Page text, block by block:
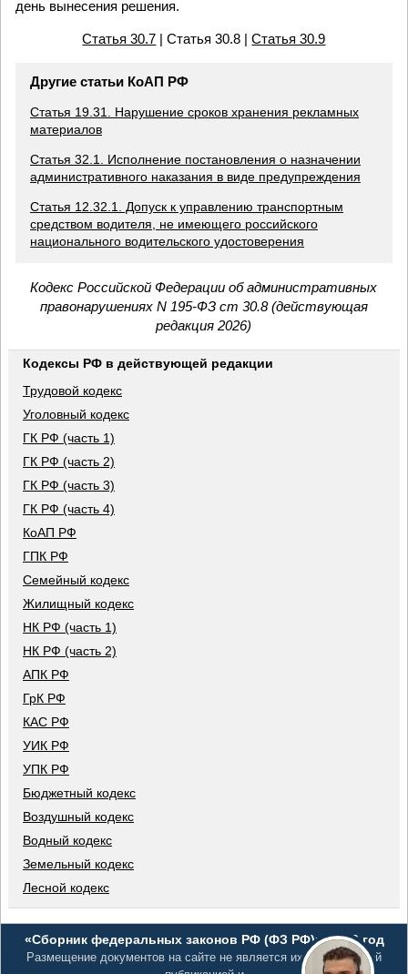
день вынесения решения.
Статья 30.7 | Статья 30.8 |Статья 30.9
Другие статьи КоАП РФ
Статья 19.31. Нарушение сроков хранения рекламных
материалов
Статья 32.1. Исполнение постановления о назначении
административного наказания в виде предупреждения
Статья 12.32.1. Допуск к управлению транспортным
средством водителя, не имеющего российского
национального водительского удостоверения
Кодекс Российской Федерации об административных
правонарушениях N 195-ФЗ ст 30.8 (действующая
редакция 2026)
Кодексы РФ в действующей редакции
Трудовой кодекс
Уголовный кодекс
ГК РФ (часть 1)
ГК РФ (часть 2)
ГК РФ (часть 3)
ГК РФ (часть 4)
КоАП РФ
ГПК РФ
Семейный кодекс
Жилищный кодекс
НК РФ (часть 1)
НК РФ (часть 2)
АПК РФ
ГрК РФ
КАС РФ
УИК РФ
УПК РФ
Бюджетный кодекс
Воздушный кодекс
Водный кодекс
Земельный кодекс
Лесной кодекс
«Сборник федеральных законов РФ (ФЗ РФ)», 2026 год
Размещение документов на сайте не является их официальной